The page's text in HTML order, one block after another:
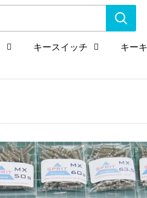
キースイッチ キー